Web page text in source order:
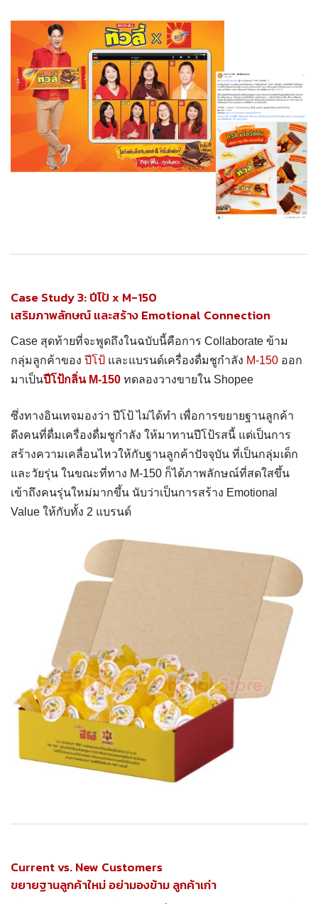
Case Study 3: ปีโป้ x M-150
เสริมภาพลักษณ์ และสร้าง Emotional Connection
Case สุดท้ายที่จะพูดถึงในฉบับนี้คือการ Collaborate ข้าม
กลุ่มลูกค้าของ ปีโป้ และแบรนด์เครื่องดื่มชูกำลัง M-150 ออก
มาเป็นปีโป้กลิ่น M-150 ทดลองวางขายใน Shopee
ซึ่งทางอินเทจมองว่า ปีโป้ ไม่ได้ทำ เพื่อการขยายฐานลูกค้า
ดึงคนที่ดื่มเครื่องดื่มชูกำลัง ให้มาทานปีโป้รสนี้ แต่เป็นการ
สร้างความเคลื่อนไหวให้กับฐานลูกค้าปัจจุบัน ที่เป็นกลุ่มเด็ก
และวัยรุ่น ในขณะที่ทาง M-150 ก็ได้ภาพลักษณ์ที่สดใสขึ้น
เข้าถึงคนรุ่นใหม่มากขึ้น นับว่าเป็นการสร้าง Emotional
Value ให้กับทั้ง 2 แบรนด์
Current vs. New Customers
ขยายฐานลูกค้าใหม่ อย่ามองข้าม ลูกค้าเก่า